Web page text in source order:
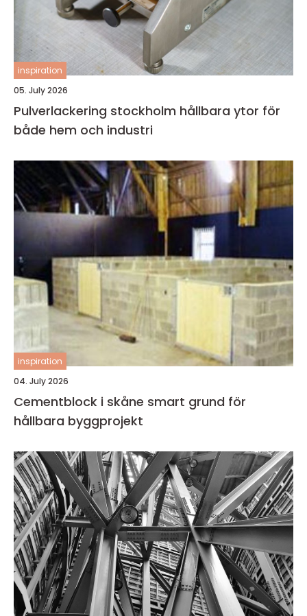
inspiration
05. July 2026
Pulverlackering stockholm hållbara ytor för
både hem och industri
inspiration
04. July 2026
Cementblock i skåne smart grund för
hållbara byggprojekt